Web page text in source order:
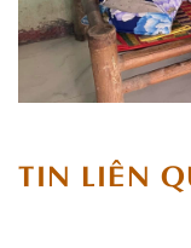
TIN LIÊN